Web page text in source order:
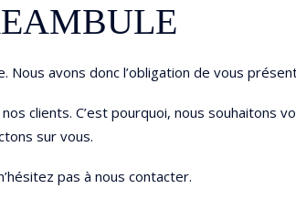
Nous avons donc l’obligation de vous
clients. C’est pourquoi, nous
sur vous.
pas à nous contacter.